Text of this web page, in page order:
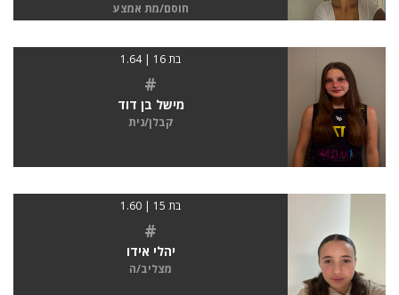
חוסם/מת אמצע
בת 16 | 1.64
#
מישל בן דוד
קבלן/נית
בת 15 | 1.60
#
יהלי אידו
מצליב/ה